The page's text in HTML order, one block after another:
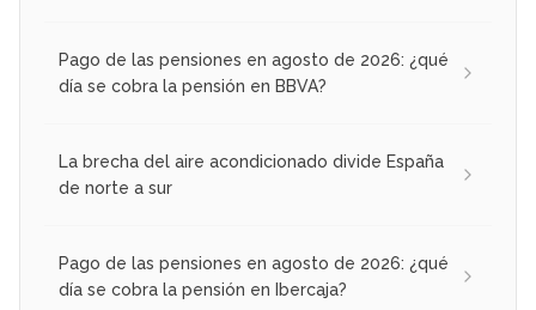
Pago de las pensiones en agosto de 2026: ¿qué
día se cobra la pensión en BBVA?
La brecha del aire acondicionado divide España
de norte a sur
Pago de las pensiones en agosto de 2026: ¿qué
día se cobra la pensión en Ibercaja?